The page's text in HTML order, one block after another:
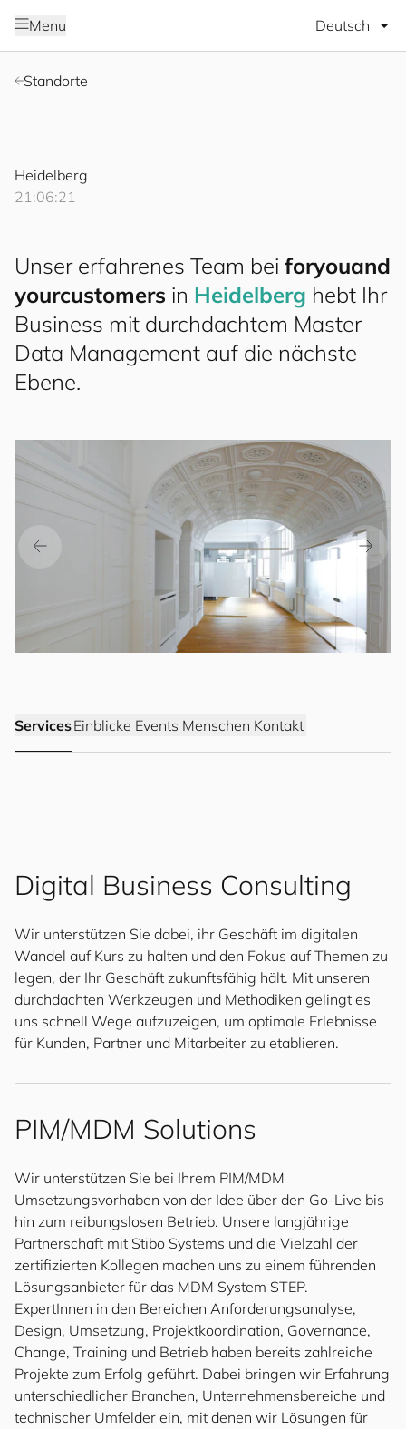
Menu Sprache
Standorte
Heidelberg
21:06:23
Unser erfahrenes Team bei foryouand
yourcustomers in Heidelberg hebt Ihr
Business mit durchdachtem Master
Data Management auf die nächste
Ebene.
ServicesEinblicke Events Menschen Kontakt
Digital Business Consulting
Wir unterstützen Sie dabei, ihr Geschäft im digitalen
Wandel auf Kurs zu halten und den Fokus auf Themen zu
legen, der Ihr Geschäft zukunftsfähig hält. Mit unseren
durchdachten Werkzeugen und Methodiken gelingt es
uns schnell Wege aufzuzeigen, um optimale Erlebnisse
für Kunden, Partner und Mitarbeiter zu etablieren.
PIM/MDM Solutions
Wir unterstützen Sie bei Ihrem PIM/MDM
Umsetzungsvorhaben von der Idee über den Go-Live bis
hin zum reibungslosen Betrieb. Unsere langjährige
Partnerschaft mit Stibo Systems und die Vielzahl der
zertifizierten Kollegen machen uns zu einem führenden
Lösungsanbieter für das MDM System STEP.
ExpertInnen in den Bereichen Anforderungsanalyse,
Design, Umsetzung, Projektkoordination, Governance,
Change, Training und Betrieb haben bereits zahlreiche
Projekte zum Erfolg geführt. Dabei bringen wir Erfahrung
unterschiedlicher Branchen, Unternehmensbereiche und
technischer Umfelder ein, mit denen wir Lösungen für